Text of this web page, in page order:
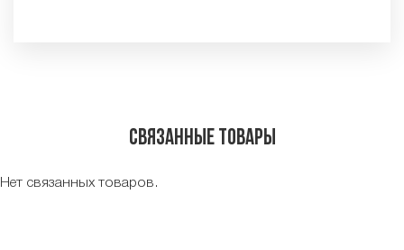
Связанные товары
Нет связанных товаров.